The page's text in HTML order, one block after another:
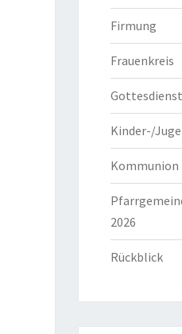
Firmung
Frauenkreis
Kinder-/
Kommunion
2026
Rückblick